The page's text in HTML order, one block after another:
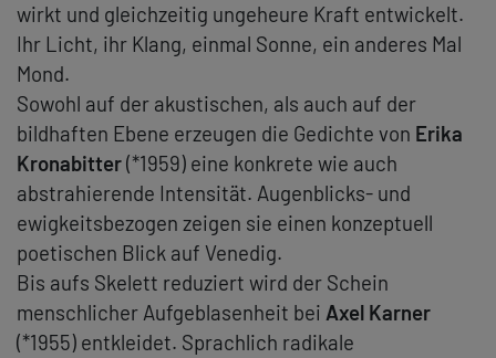
wirkt und gleichzeitig ungeheure Kraft entwickelt.
Ihr Licht, ihr Klang, einmal Sonne, ein anderes Mal
Mond.
Sowohl auf der akustischen, als auch auf der
bildhaften Ebene erzeugen die Gedichte von Erika
Kronabitter(*1959) eine konkrete wie auch
abstrahierende Intensität. Augenblicks- und
ewigkeitsbezogen zeigen sie einen konzeptuell
poetischen Blick auf Venedig.
Bis aufs Skelett reduziert wird der Schein
menschlicher Aufgeblasenheit bei Axel Karner
(*1955) entkleidet. Sprachlich radikale